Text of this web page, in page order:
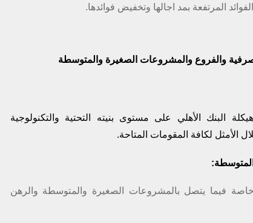
المرتفعة بمد اجالها وتخفيض فوائدها.
والفروع والمشروعات الصغيرة والمتوسطة
البنك الأهلي على مستوى بنيته التحتية والتكنولوجية
الأمثل لكافة المقومات المتاحة.
فيما يتصل بالمشروعات الصغيرة والمتوسطة والرهن